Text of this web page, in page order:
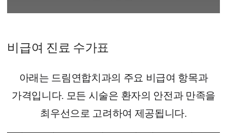
비급여 진료 수가표
아래는 드림연합치과의 주요 비급여 항목과
가격입니다. 모든 시술은 환자의 안전과 만족을
최우선으로 고려하여 제공됩니다.